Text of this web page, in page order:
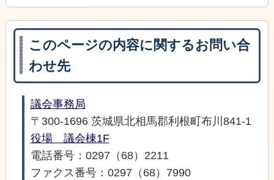
このページの内容に関するお問い合
わせ先
議会事務局
〒300-1696 茨城県北相馬郡利根町布川841-1
役場 議会棟1F
電話番号：0297（68）2211
ファクス番号：0297（68）7990